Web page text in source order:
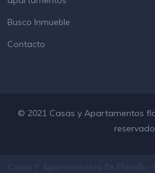
Busco Inmueble
Contacto
© 2021 Casas y Apartamentos